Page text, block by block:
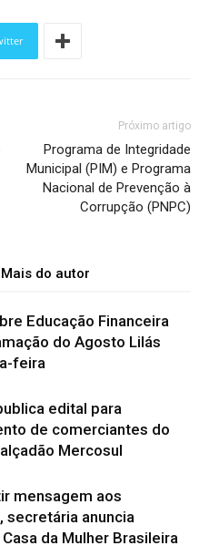
Próximo artigo
Programa de Integridade
Municipal (PIM) e Programa
Nacional de Prevenção à
Corrupção (PNPC)
Mais do autor
Educação Financeira
do Agosto Lilás
feira
edital para
de comerciantes do
Mercosul
mensagem aos
secretária anuncia
da Mulher Brasileira